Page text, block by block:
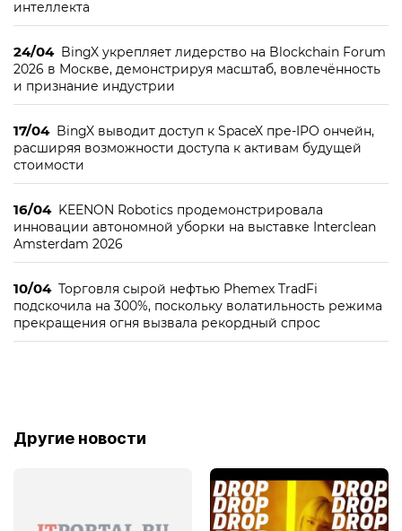
интеллекта
24/04 BingX укрепляет лидерство на Blockchain Forum
2026 в Москве, демонстрируя масштаб, вовлечённость
и признание индустрии
17/04 BingX выводит доступ к SpaceX пре-IPO ончейн,
расширяя возможности доступа к активам будущей
стоимости
16/04 KEENON Robotics продемонстрировала
инновации автономной уборки на выставке Interclean
Amsterdam 2026
10/04 Торговля сырой нефтью Phemex TradFi
подскочила на 300%, поскольку волатильность режима
прекращения огня вызвала рекордный спрос
Другие новости